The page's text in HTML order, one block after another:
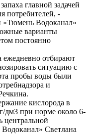
главной задачей
потребителей, -
«Тюмень Водоканал»
варианты
постоянно
ежедневно отбирают
ситуацию с
пробы воды были
и
кислорода в
дм3 при норме около 6-
центральной
Светлана